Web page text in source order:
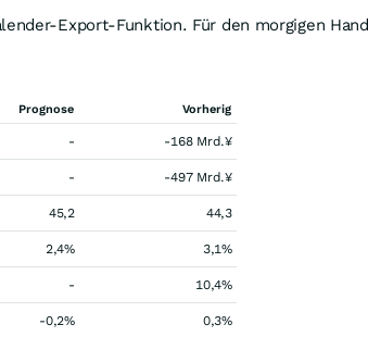
Export-Funktion. Für den morgigen
Prognose Vorherig
- -168 Mrd.¥
- -497 Mrd.¥
45,2 44,3
2,4% 3,1%
- 10,4%
-0,2% 0,3%